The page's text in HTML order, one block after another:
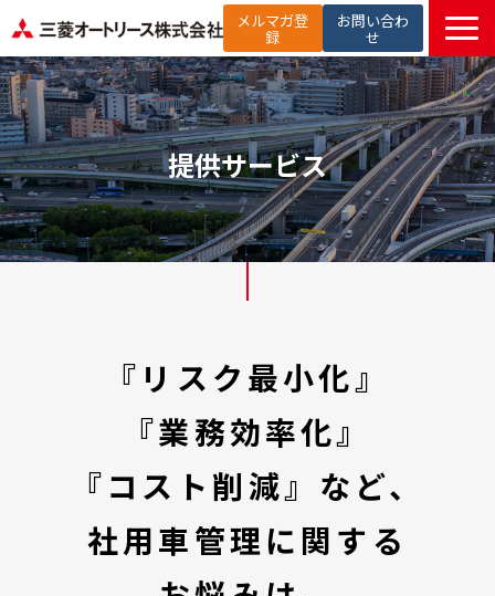
メルマガ登
録
お問い合わ
せ
TOP
提供サービス
解決したい課題から探す
選ばれる理由
お役立ち記事
提供サービス
『リスク最小化』
『業務効率化』
『コスト削減』など、
社用車管理に関する